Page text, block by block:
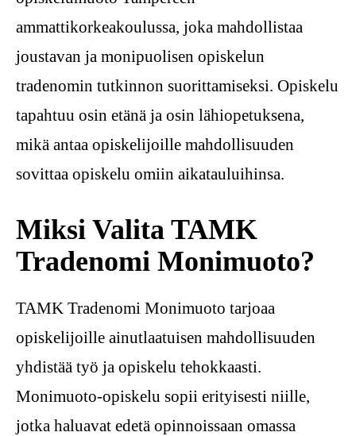
ammattikorkeakoulussa, joka mahdollistaa
joustavan ja monipuolisen opiskelun
tradenomin tutkinnon suorittamiseksi. Opiskelu
tapahtuu osin etänä ja osin lähiopetuksena,
mikä antaa opiskelijoille mahdollisuuden
sovittaa opiskelu omiin aikatauluihinsa.
Miksi Valita TAMK
Tradenomi Monimuoto?
TAMK Tradenomi Monimuoto tarjoaa
opiskelijoille ainutlaatuisen mahdollisuuden
yhdistää työ ja opiskelu tehokkaasti.
Monimuoto-opiskelu sopii erityisesti niille,
jotka haluavat edetä opinnoissaan omassa